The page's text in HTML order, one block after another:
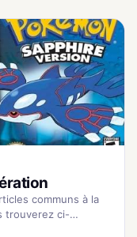
communs à la
trouverez ci-
articles